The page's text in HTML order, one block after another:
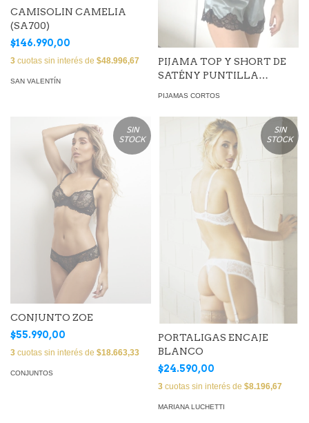
CAMISOLIN CAMELIA
(SA700)
$146.990,00
3 cuotas sin interés de $48.996,67
SAN VALENTÍN
PIJAMA TOP Y SHORT DE
SATÉNY PUNTILLA
PIJAMAS CORTOS
SIN
STOCK
CONJUNTO ZOE
$55.990,00
3 cuotas sin interés de $18.663,33
CONJUNTOS
SIN
STOCK
PORTALIGAS ENCAJE
BLANCO
$24.590,00
3 cuotas sin interés de $8.196,67
MARIANA LUCHETTI